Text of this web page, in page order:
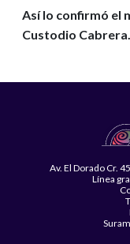
Así lo confirmó el
Custodio Cabrera.
Av. El Dorado Cr.
Línea